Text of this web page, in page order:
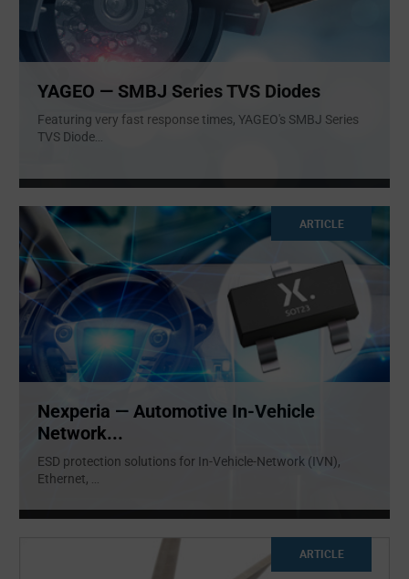
YAGEO — SMBJ Series TVS Diodes
Featuring very fast response times, YAGEO's SMBJ Series
TVS Diode...
ARTICLE
Nexperia — Automotive In-Vehicle
Network...
ESD protection solutions for In-Vehicle-Network (IVN),
Ethernet,
ARTICLE